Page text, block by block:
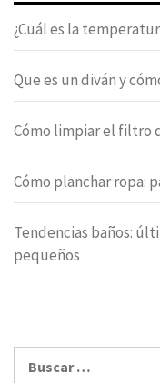
¿Cuál es la
Que es un diván y
Cómo limpiar el filtro
Cómo planchar ropa:
Tendencias baños:
pequeños